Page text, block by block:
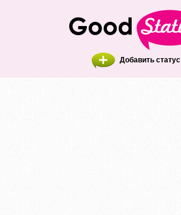
Добавить статус